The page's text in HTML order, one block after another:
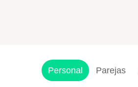
Personal Parejas